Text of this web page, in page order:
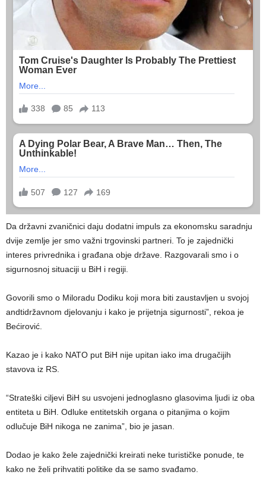
Da državni zvaničnici daju dodatni impuls za ekonomsku saradnju
dvije zemlje jer smo važni trgovinski partneri. To je zajednički
interes privrednika i građana obje države. Razgovarali smo i o
sigurnosnoj situaciji u BiH i regiji.
Govorili smo o Miloradu Dodiku koji mora biti zaustavljen u svojoj
andtidržavnom djelovanju i kako je prijetnja sigurnosti”, rekoa je
Bećirović.
Kazao je i kako NATO put BiH nije upitan iako ima drugačijih
stavova iz RS.
“Strateški ciljevi BiH su usvojeni jednoglasno glasovima ljudi iz oba
entiteta u BiH. Odluke entitetskih organa o pitanjima o kojim
odlučuje BiH nikoga ne zanima”, bio je jasan.
Dodao je kako žele zajednički kreirati neke turističke ponude, te
kako ne želi prihvatiti politike da se samo svađamo.